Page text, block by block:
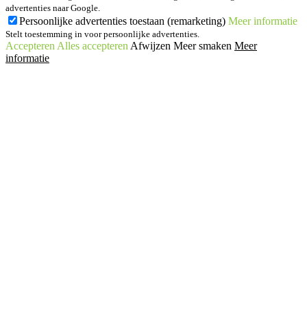
advertenties naar Google.
Persoonlijke advertenties toestaan (remarketing) Meer informatie
Stelt toestemming in voor persoonlijke advertenties.
Accepteren Alles accepteren Afwijzen Meer smaken Meer
informatie